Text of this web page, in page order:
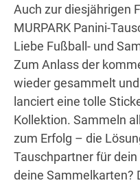
Auch zur diesjährigen
MURPARK Panini-
Liebe Fußball- und
Zum Anlass der
wieder gesammelt
lanciert eine tolle
Kollektion. Sammeln
zum Erfolg – die
Tauschpartner für
deine Sammelkarten?